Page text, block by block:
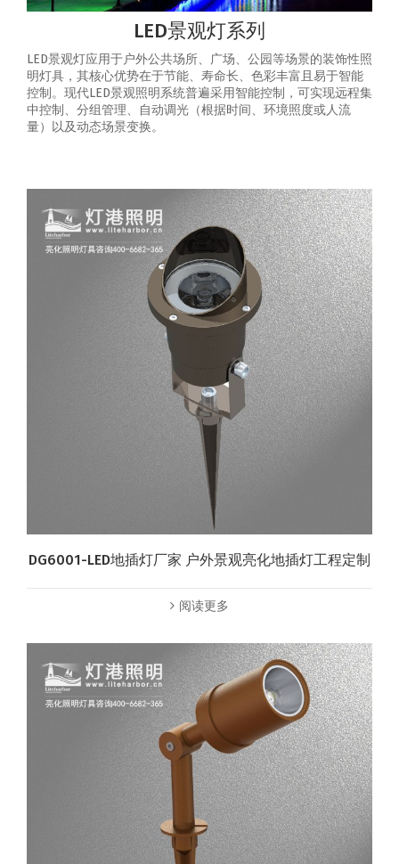
LED景观灯系列
LED景观灯应用于户外公共场所、广场、公园等场景的装饰性照
明灯具，其核心优势在于节能、寿命长、色彩丰富且易于智能
控制‌。‌现代LED景观照明系统普遍采用智能控制，可实现‌远程集
中控制、分组管理、自动调光（根据时间、环境照度或人流
量）以及动态场景变换‌。
DG6001-LED地插灯厂家 户外景观亮化地插灯工程定制
阅读更多